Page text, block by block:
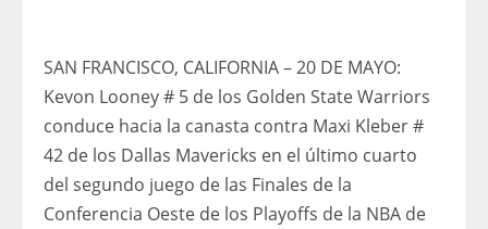
SAN FRANCISCO, CALIFORNIA – 20 DE MAYO:
Kevon Looney # 5 de los Golden State Warriors
conduce hacia la canasta contra Maxi Kleber #
42 de los Dallas Mavericks en el último cuarto
del segundo juego de las Finales de la
Conferencia Oeste de los Playoffs de la NBA de